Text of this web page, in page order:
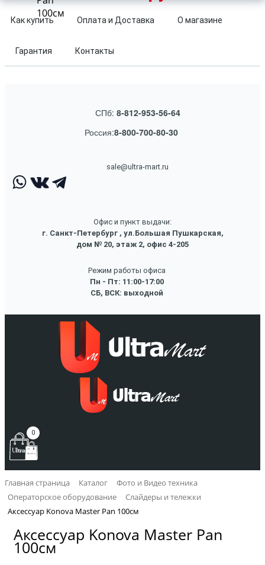
Как купить Оплата и Доставка О магазине
Гарантия Контакты
СПб: 8-812-953-56-64
Россия:8-800-700-80-30
sale@ultra-mart.ru
Офис и пункт выдачи:
г. Санкт-Петербург , ул.Большая Пушкарская,
дом № 20, этаж 2, офис 4-205
Режим работы офиса
Пн - Пт: 11:00-17:00
СБ, ВСК: выходной
0
Главная страница Каталог
Фото и Видео техника
Операторское оборудование
Слайдеры и тележки
Аксессуар Konova Master Pan 100см
Аксессуар Konova Master Pan
100см
100см